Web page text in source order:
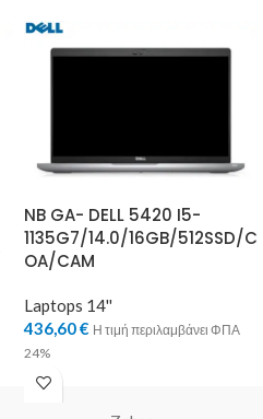
NB GA- DELL 5420 I5-
1135G7/14.0/16GB/512SSD/C
OA/CAM
Laptops 14''
436,60€ Η τιμή περιλαμβάνει ΦΠΑ
24%